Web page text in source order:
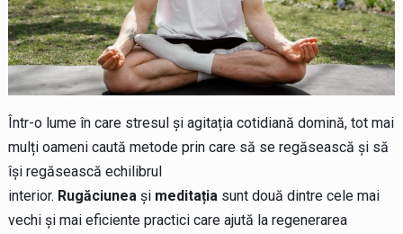
Într-o lume în care stresul și agitația cotidiană domină, tot mai
mulți oameni caută metode prin care să se regăsească și să
își regăsească echilibrul
interior. Rugăciuneași meditațiasunt două dintre cele mai
vechi și mai eficiente practici care ajută la regenerarea